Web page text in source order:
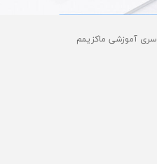
سری آموزشی ماکزیمم